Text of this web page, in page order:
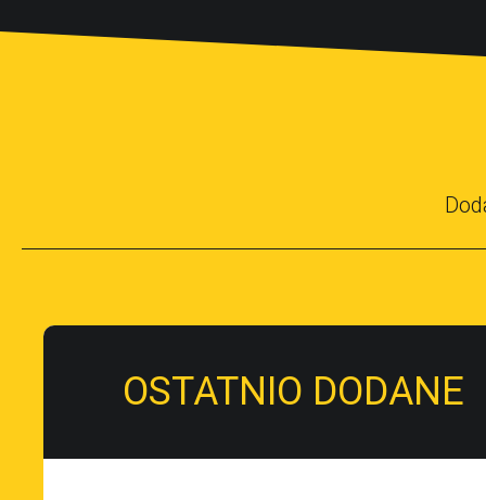
OSTATNIO DODANE